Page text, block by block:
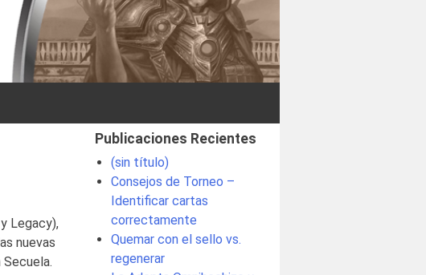
Legacy),
nuevas
Publicaciones Recientes
(sin título)
Consejos de Torneo –
Identificar cartas
correctamente
Quemar con el sello vs.
regenerar